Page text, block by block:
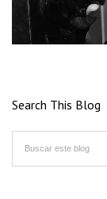
Search This Blog